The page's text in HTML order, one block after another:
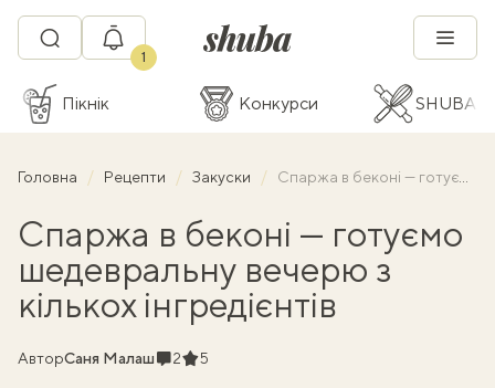
1
Пікнік Конкурси SHUBA
Головна Рецепти Закуски Спаржа в беконі — готуємо шедевральну вечерю з кількох інгредієнтів
Спаржа в беконі — готуємо
шедевральну вечерю з
кількох інгредієнтів
АвторСаня МалашКоментарі
2Рейтинг
5